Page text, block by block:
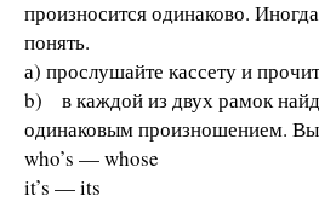
произносится одинаково.
понять.
а) прослушайте кассету и
b) в каждой из двух рамок
одинаковым произношением.
who’s — whose
it’s — its